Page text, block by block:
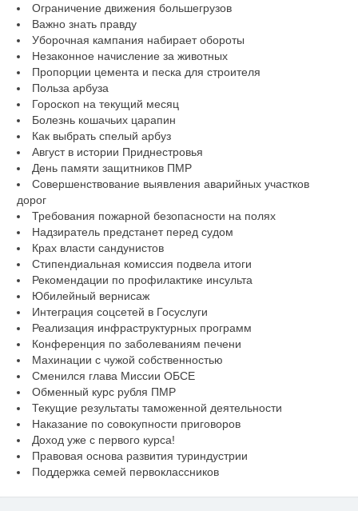
Ограничение движения большегрузов
Важно знать правду
Уборочная кампания набирает обороты
Незаконное начисление за животных
Пропорции цемента и песка для строителя
Польза арбуза
Гороскоп на текущий месяц
Болезнь кошачьих царапин
Как выбрать спелый арбуз
Август в истории Приднестровья
День памяти защитников ПМР
Совершенствование выявления аварийных участков
дорог
Требования пожарной безопасности на полях
Надзиратель предстанет перед судом
Крах власти сандунистов
Стипендиальная комиссия подвела итоги
Рекомендации по профилактике инсульта
Юбилейный вернисаж
Интеграция соцсетей в Госуслуги
Реализация инфраструктурных программ
Конференция по заболеваниям печени
Махинации с чужой собственностью
Сменился глава Миссии ОБСЕ
Обменный курс рубля ПМР
Текущие результаты таможенной деятельности
Наказание по совокупности приговоров
Доход уже с первого курса!
Правовая основа развития туриндустрии
Поддержка семей первоклассников